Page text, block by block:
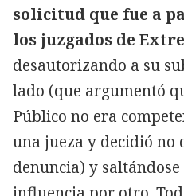
solicitud que fue a
los juzgados de
desautorizando a su
lado (que argumentó
Público no era
una jueza y decidió no
denuncia) y